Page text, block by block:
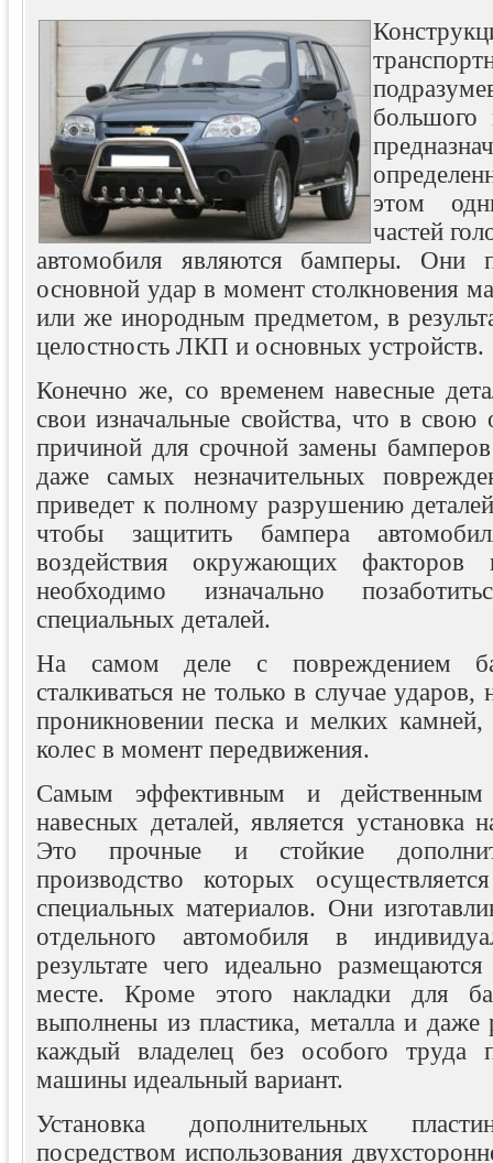
большого
этом
частей
автомобиля являются бамперы. Они
основной удар в момент столкновения
или же инородным предметом, в
целостность ЛКП и основных устройств.
Конечно же, со временем навесные
свои изначальные свойства, что в свою
причиной для срочной замены
даже самых незначительных
приведет к полному разрушению
чтобы защитить бампера
воздействия окружающих факторов
необходимо изначально
специальных деталей.
На самом деле с повреждением
сталкиваться не только в случае
проникновении песка и мелких
колес в момент передвижения.
Самым эффективным и
навесных деталей, является установка
Это прочные и стойкие
производство которых
специальных материалов. Они
отдельного автомобиля в
результате чего идеально
месте. Кроме этого накладки для
выполнены из пластика, металла и даже
каждый владелец без особого труда
машины идеальный вариант.
Установка дополнительных
посредством использования